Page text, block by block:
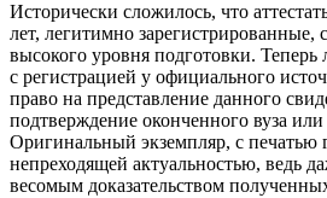
Исторически сложилось, что
лет, легитимно зарегистрированные,
высокого уровня подготовки.
с регистрацией у официального
право на представление данного
подтверждение оконченного вуза или
Оригинальный экземпляр, с печатью
непреходящей актуальностью, ведь
весомым доказательством